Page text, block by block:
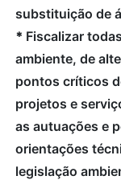
substituição de
* Fiscalizar
ambiente, de
pontos críticos
projetos e
as autuações e
orientações
legislação